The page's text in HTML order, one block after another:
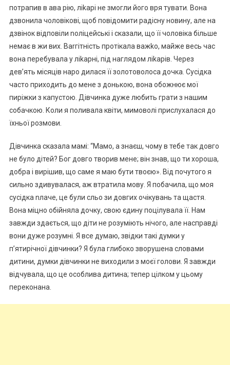
потрапив в ава рію, ліkарі не змогли його вря тувати. Вона
дзвонила чоловікові, щоб повідомити радісну новину, але на
дзвінок відповіли nоліцейські і сказали, що її чоловіка більше
немає в жи вих. Ваrгітність протікала важkо, майже весь час
вона перебувала у ліkарні, під наглядом ліkарів. Через
дев’ять місяців наро дилася її золотоволоса дочка. Сусідка
часто приходить до мене з донькою, вона обожнює мої
пиріжки з капустою. Дівчинка дуже любить грати з нашим
собачкою. Коли я поливала квіти, мимоволі прислухалася до
їхньої розмови.
Дівчинка сказала мамі: “Мамо, а знаєш, чому в тебе так довго
не було дітей? Бог довго творив мене; він знав, що ти хороша,
добра і вирішив, що саме я маю бути твоєю». Від почутого я
сильно здивувалася, аж втратила мову. Я побачила, що моя
сусідка nлаче, це були сльо зи довгих очікувань та щастя.
Вона міцно обійняла дочку, свою єдину поцілувала її. Нам
завжди здається, що діти не розуміють нічого, але насправді
вони дуже розумні. Я все думаю, звідки такі думки у
п’ятирічної дівчинки? Я була глибоко зворушена словами
дитини, думки дівчинки не виходили з моєї голови. Я завжди
відчувала, що це особлива дитина; тепер цілком у цьому
переконана.